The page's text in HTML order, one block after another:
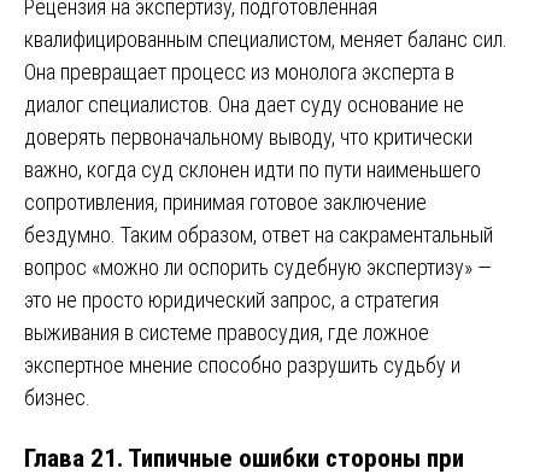
Рецензия на экспертизу, подготовленная
квалифицированным специалистом, меняет баланс сил.
Она превращает процесс из монолога эксперта в
диалог специалистов. Она дает суду основание не
доверять первоначальному выводу, что критически
важно, когда суд склонен идти по пути наименьшего
сопротивления, принимая готовое заключение
бездумно. Таким образом, ответ на сакраментальный
вопрос «можно ли оспорить судебную экспертизу» —
это не просто юридический запрос, а стратегия
выживания в системе правосудия, где ложное
экспертное мнение способно разрушить судьбу и
бизнес.
Глава 21. Типичные ошибки стороны при